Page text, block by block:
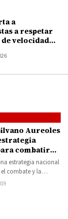
a
a respetar
velocidad
Aureoles
combatir
estrategia nacional
combate y la
homicidio doloso,